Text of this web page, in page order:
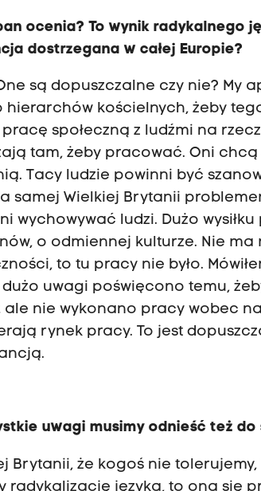
ocenia? To wynik radykalnego
dostrzegana w całej Europie?
są dopuszczalne czy nie? My
hierarchów kościelnych, żeby
społeczną z ludźmi na
tam, żeby pracować. Oni chcą
Tacy ludzie powinni być
samej Wielkiej Brytanii
wychowywać ludzi. Dużo
o odmiennej kulturze. Nie ma
to tu pracy nie było.
uwagi poświęcono temu,
nie wykonano pracy wobec
rynek pracy. To jest
uwagi musimy odnieść też do
Brytanii, że kogoś nie
radykalizację języka, to ona się